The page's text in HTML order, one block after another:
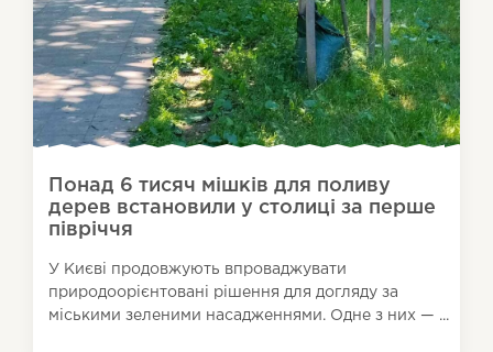
Понад 6 тисяч мішків для поливу
дерев встановили у столиці за перше
півріччя
У Києві продовжують впроваджувати
природоорієнтовані рішення для догляду за
міськими зеленими насадженнями. Одне з них — ...